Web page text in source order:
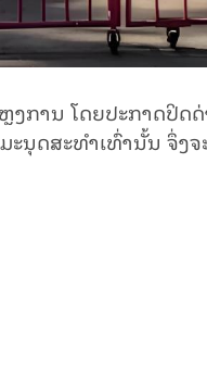
ານ​ ໂດຍ​ປະ​ກາດ​ປິດ​ດ່
ດ​ສະ​ທຳເທົ່າ​ນັ້ນ ຈຶ່ງຈ